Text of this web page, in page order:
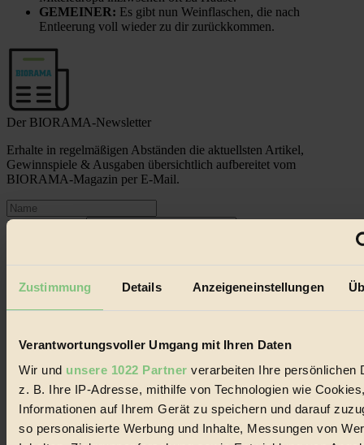
Zustimmung Details Anzeigeneinstellungen
Verantwortungsvoller Umgang mit Ihren Daten
Wir und unsere 1022 Partner verarbeiten Ihre persönlichen
z. B. Ihre IP-Adresse, mithilfe von Technologien wie
Informationen auf Ihrem Gerät zu speichern und darauf
so personalisierte Werbung und Inhalte, Messungen von
GEMEINER: Es gibt nun Weinflaschen, die nach
Entleerung voll wieder zu dir zurückkommen.
Der BIORAMA-Newsletter
Erhalte in regelmäßigen Abständen die aktuellsten Artikel,
Gewinnspiele & Ausgaben übersichtlich aufbereitet vom
BIORAMA-Magazin per E-Mail.
Jetzt eintragen:
© 2026 Biorama GmbH
Impressum & Disclaimer
Datenschutz
Biorama steht für einen nachhaltigen Lebensstil und bewussten
Lebenswandel. Es ist eine moderne Plattform für Ideen, Menschen